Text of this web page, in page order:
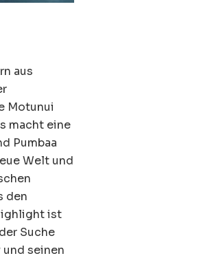
aus
Motunui
macht eine
Pumbaa
Welt und
den
ist
Suche
und seinen